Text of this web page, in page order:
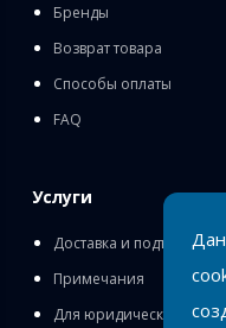
Бренды
Возврат товара
Способы оплаты
FAQ
Услуги
Доставка и подъём
Примечания
Для юридических лиц